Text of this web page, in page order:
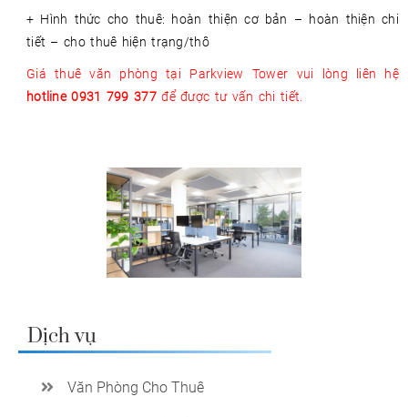
+ Hình thức cho thuê: hoàn thiện cơ bản – hoàn thiện chi
tiết – cho thuê hiện trạng/thô
Giá thuê văn phòng tại Parkview Tower vui lòng liên hệ
hotline 0931 799 377để được tư vấn chi tiết.
Dịch vụ
Văn Phòng Cho Thuê